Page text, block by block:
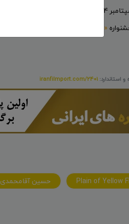
«اینجا»
استاندارد: iranfilmport.com/2401
Plain of Yellow حسین آقامحمدی